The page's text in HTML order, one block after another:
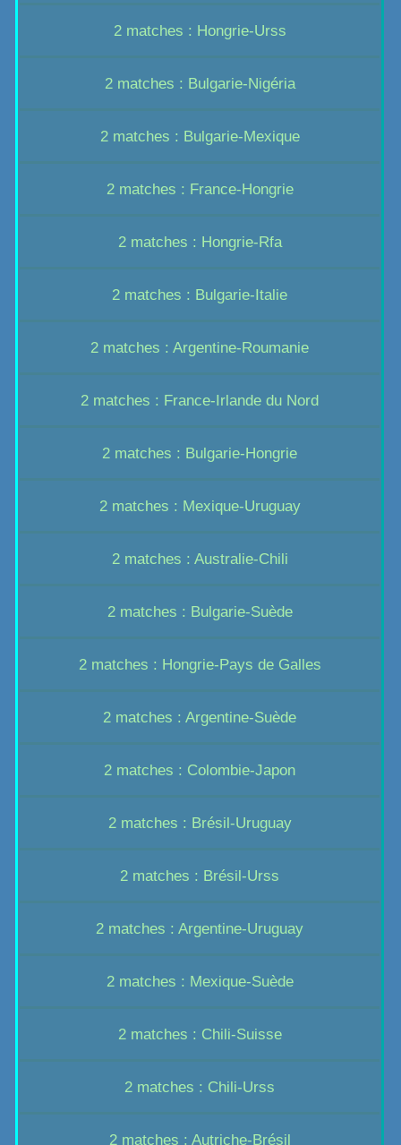
2 matches : Hongrie-Urss
2 matches : Bulgarie-Nigéria
2 matches : Bulgarie-Mexique
2 matches : France-Hongrie
2 matches : Hongrie-Rfa
2 matches : Bulgarie-Italie
2 matches : Argentine-Roumanie
2 matches : France-Irlande du Nord
2 matches : Bulgarie-Hongrie
2 matches : Mexique-Uruguay
2 matches : Australie-Chili
2 matches : Bulgarie-Suède
2 matches : Hongrie-Pays de Galles
2 matches : Argentine-Suède
2 matches : Colombie-Japon
2 matches : Brésil-Uruguay
2 matches : Brésil-Urss
2 matches : Argentine-Uruguay
2 matches : Mexique-Suède
2 matches : Chili-Suisse
2 matches : Chili-Urss
2 matches : Autriche-Brésil